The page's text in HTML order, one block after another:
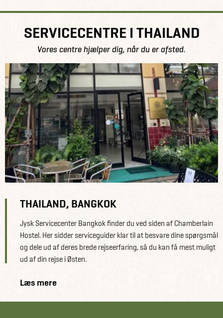
SERVICECENTRE I THAILAND
Vores centre hjælper dig, når du er afsted.
THAILAND, BANGKOK
Jysk Servicecenter Bangkok finder du ved siden af Chamberlain
Hostel. Her sidder serviceguider klar til at besvare dine spørgsmål
og dele ud af deres brede rejseerfaring, så du kan få mest muligt
ud af din rejse i Østen.
Læs mere